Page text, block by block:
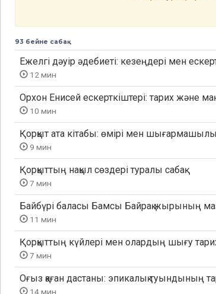
93 бейне сабақ
Ежелгі дәуір әдебиеті: кезеңдері мен
12 мин
Орхон Енисей ескерткіштері: тарих және
10 мин
Қорқыт ата кітабы: өмірі мен
9 мин
Қорқыттың нақыл сөздері туралы сабақ
7 мин
Байбүрі баласы Бамсы Байрақ жырының
11 мин
Қорқыттың күйлері мен олардың шығу
7 мин
Оғыз қаған дастаны: эпикалық туындының
14 мин